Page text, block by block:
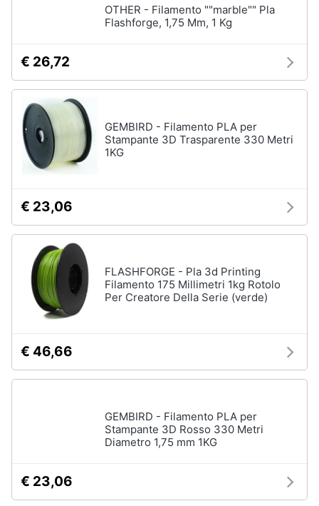
OTHER - Filamento ""marble"" Pla
Flashforge, 1,75 Mm, 1 Kg
€ 26,72
GEMBIRD - Filamento PLA per
Stampante 3D Trasparente 330 Metri
1KG
€ 23,06
FLASHFORGE - Pla 3d Printing
Filamento 175 Millimetri 1kg Rotolo
Per Creatore Della Serie (verde)
€ 46,66
GEMBIRD - Filamento PLA per
Stampante 3D Rosso 330 Metri
Diametro 1,75 mm 1KG
€ 23,06